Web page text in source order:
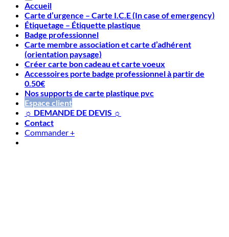
Accueil
Carte d’urgence – Carte I.C.E (In case of emergency)
Étiquetage – Étiquette plastique
Badge professionnel
Carte membre association et carte d’adhérent
(orientation paysage)
Créer carte bon cadeau et carte voeux
Accessoires porte badge professionnel à partir de
0.50€
Nos supports de carte plastique pvc
Espace client
☼ DEMANDE DE DEVIS ☼
Contact
Commander+